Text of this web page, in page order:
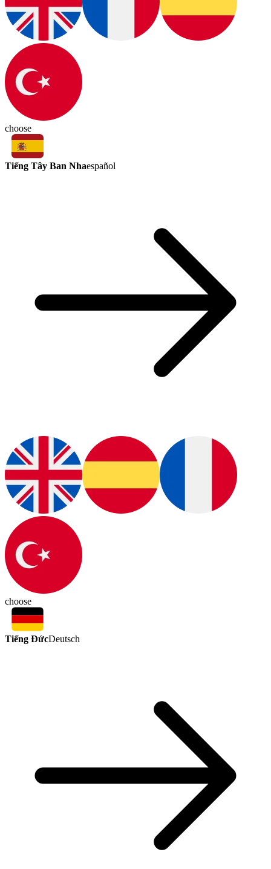
choose
Tiếng Tây Ban Nhaespañol
choose
Tiếng ĐứcDeutsch